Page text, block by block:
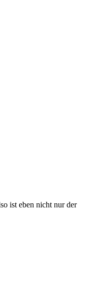
ist eben nicht nur der